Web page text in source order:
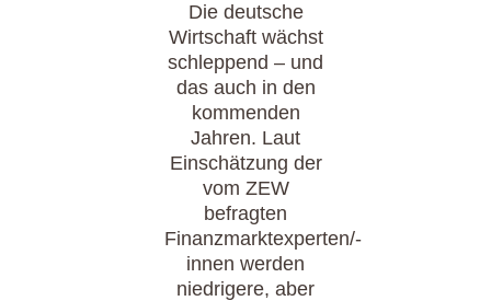
Die deutsche
Wirtschaft wächst
schleppend – und
das auch in den
kommenden
Jahren. Laut
Einschätzung der
vom ZEW
befragten
Finanzmarktexperten/-
innen werden
niedrigere, aber